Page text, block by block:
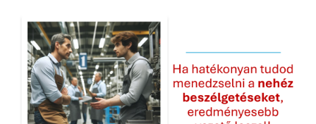
nehéz
beszélgetések
művészete
vezetők